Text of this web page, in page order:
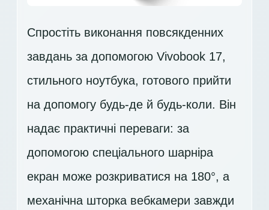
Спростіть виконання повсякденних
завдань за допомогою Vivobook 17,
стильного ноутбука, готового прийти
на допомогу будь-де й будь-коли. Він
надає практичні переваги: за
допомогою спеціального шарніра
екран може розкриватися на 180°, а
механічна шторка вебкамери завжди